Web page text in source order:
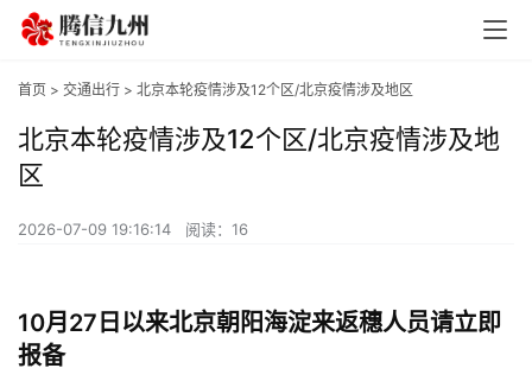
首页 > 交通出行 > 北京本轮疫情涉及12个区/北京疫情涉及地区
北京本轮疫情涉及12个区/北京疫情涉及地
区
2026-07-09 19:16:14 阅读：16
10月27日以来北京朝阳海淀来返穗人员请立即
报备